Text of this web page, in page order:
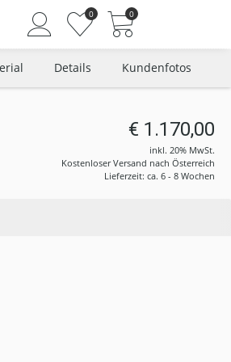
Jetzt registrieren
0 0
Details Kundenfotos
€ 1.170,00
inkl. 20% MwSt.
Kostenloser Versand nach Österreich
Lieferzeit: ca. 6 - 8 Wochen